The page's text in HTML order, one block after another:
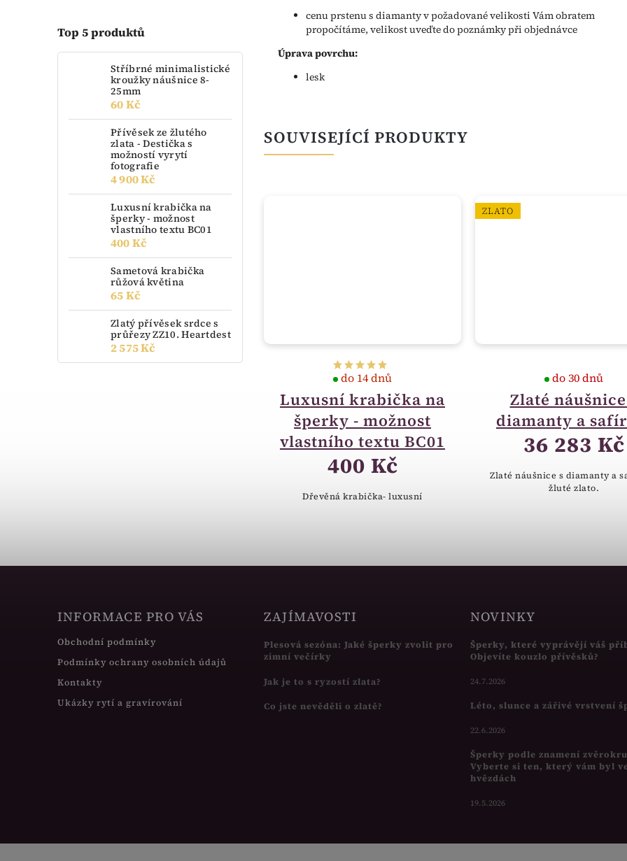
Top 5 produktů
Stříbrné minimalistické
kroužky náušnice 8-
25mm
60 Kč
Přívěsek ze žlutého
zlata - Destička s
možností vyrytí
fotografie
4 900 Kč
Luxusní krabička na
šperky - možnost
vlastního textu BC01
400 Kč
Sametová krabička
růžová květina
65 Kč
Zlatý přívěsek srdce s
průřezy ZZ10. Heartdest
2 575 Kč
cenu prstenu s diamanty v požadované velikosti Vám obratem
propočítáme, velikost uveďte do poznámky při objednávce
Úprava povrchu:
lesk
SOUVISEJÍCÍ PRODUKTY
Luxusní krabička na
šperky - možnost
vlastního textu BC01
do 14 dnů
400 Kč
Dřevěná krabička- luxusní
ZLATO
Zlaté
diamanty a
do 30 dnů
36 283 Kč
Zlaté náušnice s diamanty a
žluté zlato.
INFORMACE PRO VÁS
Obchodní podmínky
Podmínky ochrany osobních údajů
Kontakty
Ukázky rytí a gravírování
ZAJÍMAVOSTI
Plesová sezóna: Jaké šperky zvolit pro
zimní večírky
Jak je to s ryzostí zlata?
Co jste nevěděli o zlatě?
NOVINKY
Šperky, které vyprávějí váš
Objevíte kouzlo přívěsků?
24.7.2026
Léto, slunce a zářivé vrstvení
22.6.2026
Šperky podle znamení
Vyberte si ten, který vám byl
hvězdách
19.5.2026